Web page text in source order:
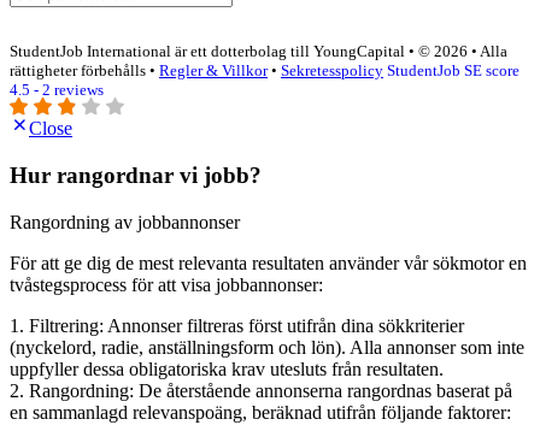
StudentJob International är ett dotterbolag till YoungCapital • © 2026 • Alla
rättigheter förbehålls • Regler & Villkor• Sekretesspolicy StudentJob SE score
4.5 - 2 reviews
Close
Hur rangordnar vi jobb?
Rangordning av jobbannonser
För att ge dig de mest relevanta resultaten använder vår sökmotor en
tvåstegsprocess för att visa jobbannonser:
1. Filtrering: Annonser filtreras först utifrån dina sökkriterier
(nyckelord, radie, anställningsform och lön). Alla annonser som inte
uppfyller dessa obligatoriska krav utesluts från resultaten.
2. Rangordning: De återstående annonserna rangordnas baserat på
en sammanlagd relevanspoäng, beräknad utifrån följande faktorer: